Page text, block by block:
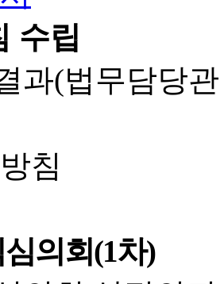
수립
과(법무담당
침
의회(1차)